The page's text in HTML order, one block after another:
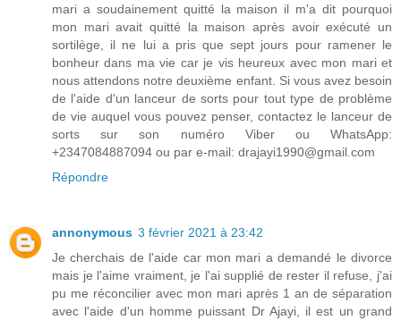
mari a soudainement quitté la maison il m'a dit pourquoi
mon mari avait quitté la maison après avoir exécuté un
sortilège, il ne lui a pris que sept jours pour ramener le
bonheur dans ma vie car je vis heureux avec mon mari et
nous attendons notre deuxième enfant. Si vous avez besoin
de l'aide d'un lanceur de sorts pour tout type de problème
de vie auquel vous pouvez penser, contactez le lanceur de
sorts sur son numéro Viber ou WhatsApp:
+2347084887094 ou par e-mail: drajayi1990@gmail.com
Répondre
annonymous 3 février 2021 à 23:42
Je cherchais de l'aide car mon mari a demandé le divorce
mais je l'aime vraiment, je l'ai supplié de rester il refuse, j'ai
pu me réconcilier avec mon mari après 1 an de séparation
avec l'aide d'un homme puissant Dr Ajayi, il est un grand